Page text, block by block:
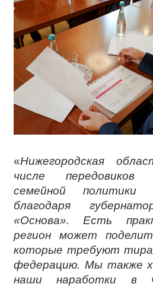
«Нижегородская
числе передовиков
семейной
благодаря
«Основа». Есть
регион может
которые требуют
федерацию. Мы также
наши наработки в